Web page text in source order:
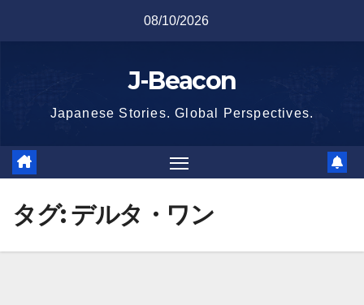
08/10/2026
J-Beacon
Japanese Stories. Global Perspectives.
タグ:デルタ・ワン